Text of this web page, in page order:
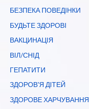
БЕЗПЕКА ПОВЕДІНКИ
БУДЬТЕ ЗДОРОВІ
ВАКЦИНАЦІЯ
ВІЛ/СНІД
ГЕПАТИТИ
ЗДОРОВ'Я ДІТЕЙ
ЗДОРОВЕ ХАРЧУВАННЯ